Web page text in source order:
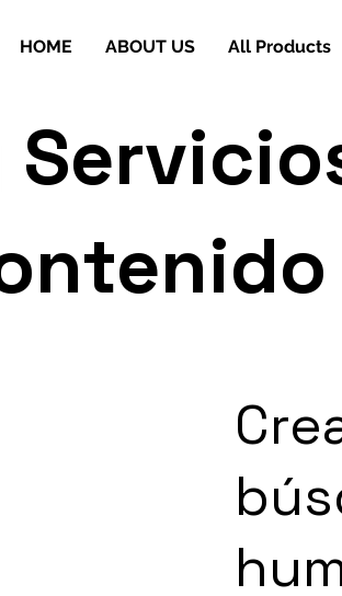
HOME ABOUT US All Products